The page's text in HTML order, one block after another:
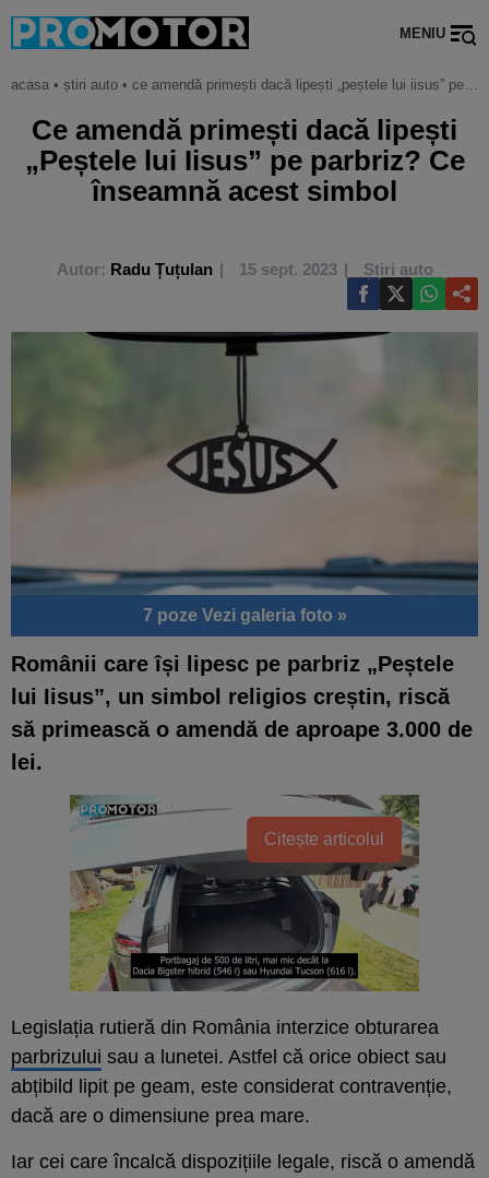
MENIU
acasa • știri auto • ce amendă primești dacă lipești „peștele lui iisus” pe parbriz? ce înseamnă acest simbol
Ce amendă primești dacă lipești
„Peștele lui Iisus” pe parbriz? Ce
înseamnă acest simbol
Autor: Radu Țuțulan 15 sept. 2023 Știri auto
7 poze Vezi galeria foto »
Românii care își lipesc pe parbriz „Peștele
lui Iisus”, un simbol religios creștin, riscă
să primească o amendă de aproape 3.000 de
lei.
Citește articolul
Legislația rutieră din România interzice obturarea
parbrizului sau a lunetei. Astfel că orice obiect sau
abțibild lipit pe geam, este considerat contravenție,
dacă are o dimensiune prea mare.
Iar cei care încalcă dispozițiile legale, riscă o amendă